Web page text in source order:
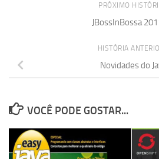
PRÓXIMO
JBossInBossa
HISTÓRIA
Novidades do
VOCÊ PODE GOSTAR...